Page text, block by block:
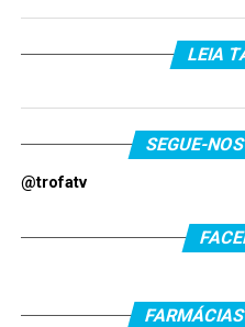
LEIA
SEGUE-
@trofatv